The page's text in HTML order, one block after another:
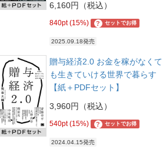
6,160円（税込）
840pt (15%) ? セットでお得
2025.09.18発売
贈与経済2.0 お金を稼がなくて
も生きていける世界で暮らす
【紙＋PDFセット】
3,960円（税込）
540pt (15%) ? セットでお得
2024.04.15発売